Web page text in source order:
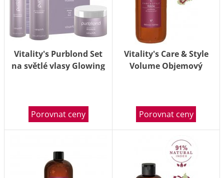
Vitality's Purblond Set
na světlé vlasy Glowing
Porovnat ceny
Vitality's Care & Style
Volume Objemový
Porovnat ceny